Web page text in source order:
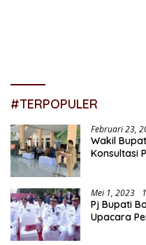
#TERPOPULER
Februari 23,
Wakil
Konsultasi
Mei 1, 2023
Pj Bupati
Upacara